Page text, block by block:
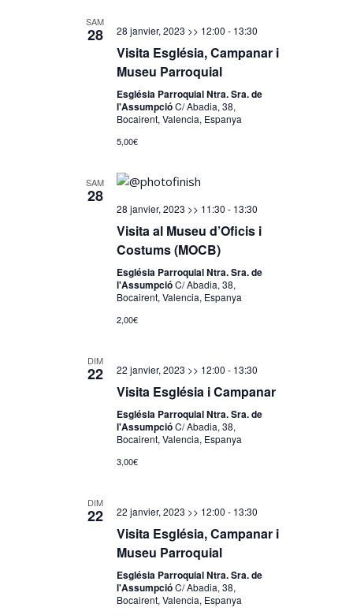
SAM
28 28 janvier, 2023 >> 12:00 - 13:30
Visita Església, Campanar i
Museu Parroquial
Església Parroquial Ntra. Sra. de
l'AssumpcióC/ Abadia, 38,
Bocairent, Valencia, Espanya
5,00€
SAM
28
28 janvier, 2023 >> 11:30 - 13:30
Visita al Museu d’Oficis i
Costums (MOCB)
Església Parroquial Ntra. Sra. de
l'AssumpcióC/ Abadia, 38,
Bocairent, Valencia, Espanya
2,00€
DIM
22 22 janvier, 2023 >> 12:00 - 13:30
Visita Església i Campanar
Església Parroquial Ntra. Sra. de
l'AssumpcióC/ Abadia, 38,
Bocairent, Valencia, Espanya
3,00€
DIM
22 22 janvier, 2023 >> 12:00 - 13:30
Visita Església, Campanar i
Museu Parroquial
Església Parroquial Ntra. Sra. de
l'AssumpcióC/ Abadia, 38,
Bocairent, Valencia, Espanya